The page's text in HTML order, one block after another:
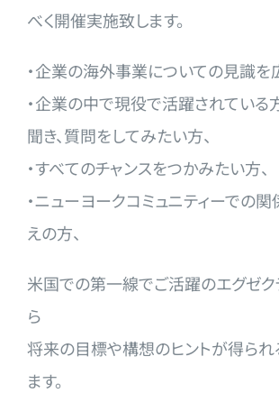
べく開催実施致します。
・企業の海外事業についての見識を
・企業の中で現役で活躍されている
聞き、質問をしてみたい方、
・すべてのチャンスをつかみたい方、
・ニューヨークコミュニティーでの
えの方、
米国での第一線でご活躍のエグゼク
ら
将来の目標や構想のヒントが得ら
ます。